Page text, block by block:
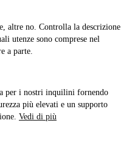
altre no. Controlla la descrizione
utenze sono comprese nel
a parte.
per i nostri inquilini fornendo
più elevati e un supporto
Vedi di più